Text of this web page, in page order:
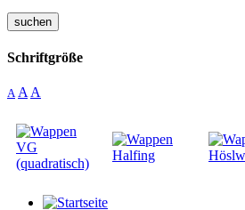
suchen
Schriftgröße
A A A